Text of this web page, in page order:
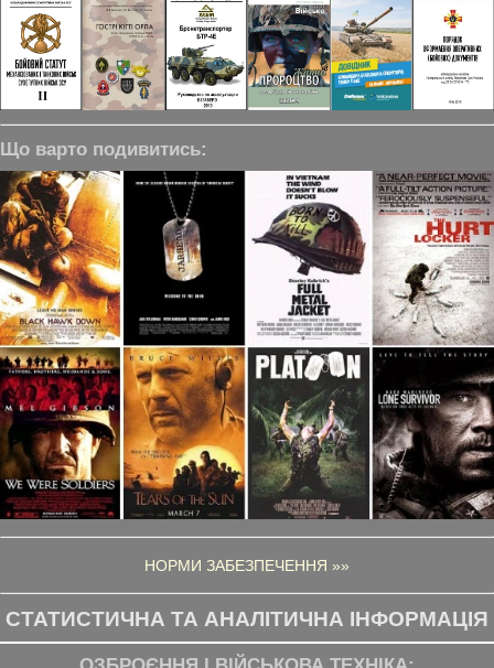
Що варто подивитись:
НОРМИ ЗАБЕЗПЕЧЕННЯ »»
СТАТИСТИЧНА ТА АНАЛІТИЧНА ІНФОРМАЦІЯ